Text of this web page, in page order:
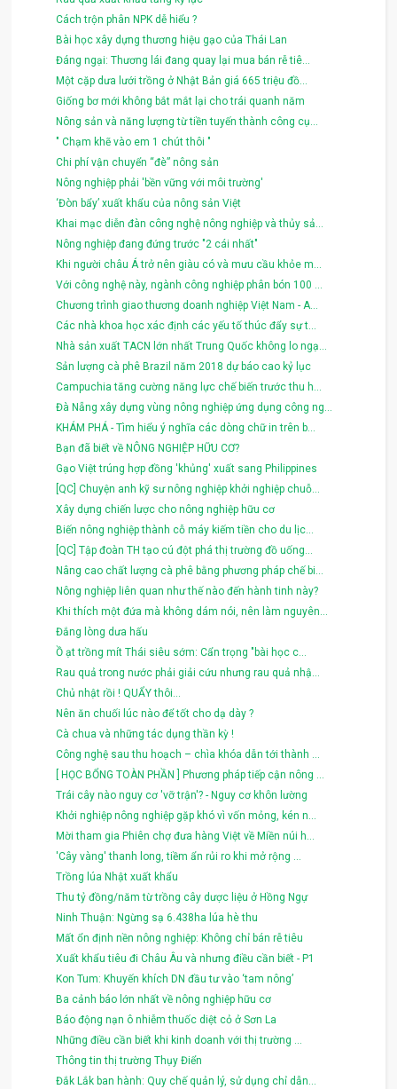
Cách trộn phân NPK dễ hiểu ?
Bài học xây dựng thương hiệu gạo của Thái Lan
Đáng ngại: Thương lái đang quay lại mua bán rễ tiê...
Một cặp dưa lưới trồng ở Nhật Bản giá 665 triệu đồ...
Giống bơ mới không bắt mắt lại cho trái quanh năm
Nông sản và năng lượng từ tiền tuyến thành công cụ...
" Chạm khẽ vào em 1 chút thôi "
Chi phí vận chuyển “đè” nông sản
Nông nghiệp phải 'bền vững với môi trường'
‘Đòn bẩy’ xuất khẩu của nông sản Việt
Khai mạc diễn đàn công nghệ nông nghiệp và thủy sả...
Nông nghiệp đang đứng trước "2 cái nhất"
Khi người châu Á trở nên giàu có và mưu cầu khỏe m...
Với công nghệ này, ngành công nghiệp phân bón 100 ...
Chương trình giao thương doanh nghiệp Việt Nam - A...
Các nhà khoa học xác định các yếu tố thúc đẩy sự t...
Nhà sản xuất TACN lớn nhất Trung Quốc không lo ngạ...
Sản lượng cà phê Brazil năm 2018 dự báo cao kỷ lục
Campuchia tăng cường năng lực chế biến trước thu h...
Đà Nẵng xây dựng vùng nông nghiệp ứng dụng công ng...
KHÁM PHÁ - Tìm hiểu ý nghĩa các dòng chữ in trên b...
Bạn đã biết về NÔNG NGHIỆP HỮU CƠ?
Gạo Việt trúng hợp đồng 'khủng' xuất sang Philippines
[QC] Chuyện anh kỹ sư nông nghiệp khởi nghiệp chuỗ...
Xây dựng chiến lược cho nông nghiệp hữu cơ
Biến nông nghiệp thành cỗ máy kiếm tiền cho du lịc...
[QC] Tập đoàn TH tạo cú đột phá thị trường đồ uống...
Nâng cao chất lượng cà phê bằng phương pháp chế bi...
Nông nghiệp liên quan như thế nào đến hành tinh này?
Khi thích một đứa mà không dám nói, nên làm nguyên...
Đắng lòng dưa hấu
Ồ ạt trồng mít Thái siêu sớm: Cẩn trọng "bài học c...
Rau quả trong nước phải giải cứu nhưng rau quả nhậ...
Chủ nhật rồi ! QUẨY thôi...
Nên ăn chuối lúc nào để tốt cho dạ dày ?
Cà chua và những tác dụng thần kỳ !
Công nghệ sau thu hoạch – chìa khóa dẫn tới thành ...
[ HỌC BỔNG TOÀN PHẦN ] Phương pháp tiếp cận nông ...
Trái cây nào nguy cơ 'vỡ trận'? - Nguy cơ khôn lường
Khởi nghiệp nông nghiệp gặp khó vì vốn mỏng, kén n...
Mời tham gia Phiên chợ đưa hàng Việt về Miền núi h...
'Cây vàng' thanh long, tiềm ẩn rủi ro khi mở rộng ...
Trồng lúa Nhật xuất khẩu
Thu tỷ đồng/năm từ trồng cây dược liệu ở Hồng Ngự
Ninh Thuận: Ngừng sạ 6.438ha lúa hè thu
Mất ổn định nền nông nghiệp: Không chỉ bán rễ tiêu
Xuất khẩu tiêu đi Châu Âu và nhưng điều cần biết - P1
Kon Tum: Khuyến khích DN đầu tư vào ‘tam nông’
Ba cảnh báo lớn nhất về nông nghiệp hữu cơ
Báo động nạn ô nhiễm thuốc diệt cỏ ở Sơn La
Những điều cần biết khi kinh doanh với thị trường ...
Thông tin thị trường Thụy Điển
Đắk Lắk ban hành: Quy chế quản lý, sử dụng chỉ dẫn...